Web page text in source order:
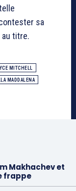
sa
au titre.
MITCHELL
MADDALENA
Makhachev et
frappe